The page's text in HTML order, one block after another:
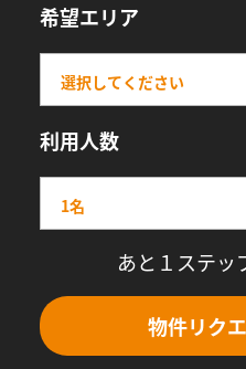
希望エリア
利用人数
あと１ステッ
物件リク